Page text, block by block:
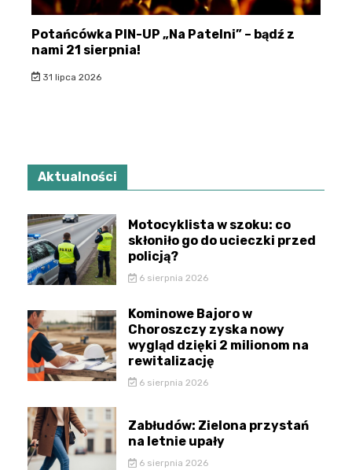
Potańcówka PIN-UP „Na Patelni” – bądź z
nami 21 sierpnia!
31 lipca 2026
Aktualności
Motocyklista w szoku: co
skłoniło go do ucieczki przed
policją?
6 sierpnia 2026
Kominowe Bajoro w
Choroszczy zyska nowy
wygląd dzięki 2 milionom na
rewitalizację
6 sierpnia 2026
Zabłudów: Zielona przystań
na letnie upały
6 sierpnia 2026